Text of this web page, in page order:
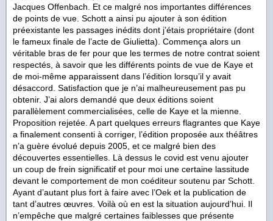
Jacques Offenbach. Et ce malgré nos importantes différences
de points de vue. Schott a ainsi pu ajouter à son édition
préexistante les passages inédits dont j’étais propriétaire (dont
le fameux finale de l’acte de Giulietta). Commença alors un
véritable bras de fer pour que les termes de notre contrat soient
respectés, à savoir que les différents points de vue de Kaye et
de moi-même apparaissent dans l’édition lorsqu’il y avait
désaccord. Satisfaction que je n’ai malheureusement pas pu
obtenir. J’ai alors demandé que deux éditions soient
parallèlement commercialisées, celle de Kaye et la mienne.
Proposition rejetée. A part quelques erreurs flagrantes que Kaye
a finalement consenti à corriger, l’édition proposée aux théâtres
n’a guère évolué depuis 2005, et ce malgré bien des
découvertes essentielles. Là dessus le covid est venu ajouter
un coup de frein significatif et pour moi une certaine lassitude
devant le comportement de mon coéditeur soutenu par Schott.
Ayant d’autant plus fort à faire avec l’Oek et la publication de
tant d’autres œuvres. Voilà où en est la situation aujourd’hui. Il
n’empêche que malgré certaines faiblesses que présente